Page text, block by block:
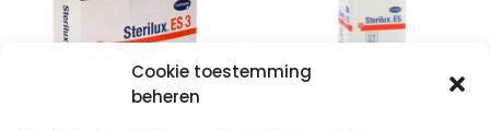
Cookie toestemming
beheren